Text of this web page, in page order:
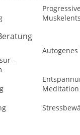
Progressive
-
Meditation